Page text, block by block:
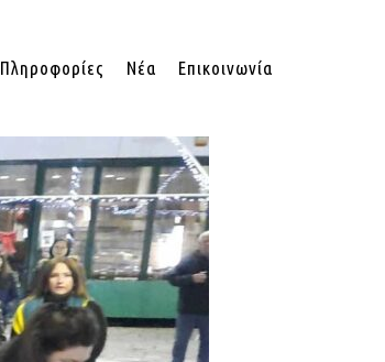
Πληροφορίες Νέα Επικοινωνία